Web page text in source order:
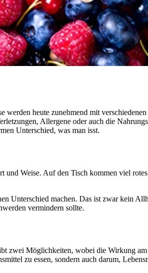
werden heute zunehmend mit
Allergene oder auch die
Unterschied, was man isst.
Weise. Auf den Tisch kommen viel
Unterschied machen. Das ist zwar kein
vermindern sollte.
zwei Möglichkeiten, wobei die Wirkung
zu essen, sondern auch darum,